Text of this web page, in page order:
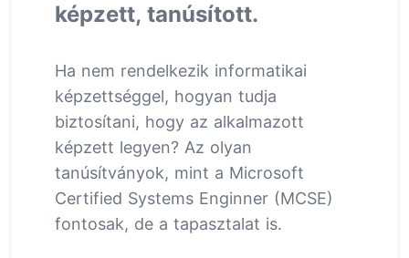
képzett, tanúsított.
Ha nem rendelkezik informatikai
képzettséggel, hogyan tudja
biztosítani, hogy az alkalmazott
képzett legyen? Az olyan
tanúsítványok, mint a Microsoft
Certified Systems Enginner (MCSE)
fontosak, de a tapasztalat is.